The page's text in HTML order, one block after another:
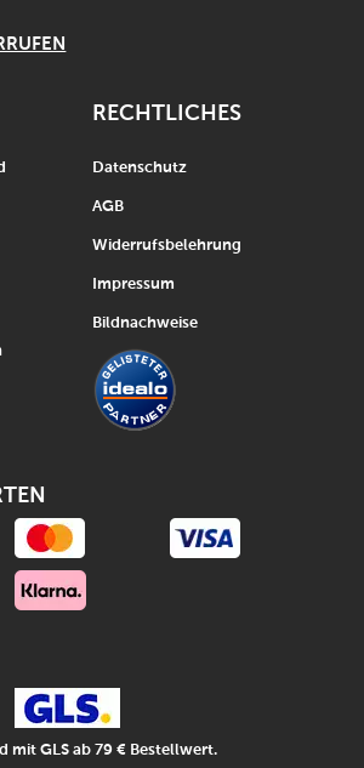
RECHTLICHES
Datenschutz
AGB
Widerrufsbelehrung
Impressum
Bildnachweise
mit GLS ab 79 € Bestellwert.